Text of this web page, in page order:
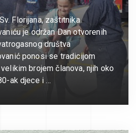
Florijana, zaštitnika
je održan Dan otvorenih
društva
ponosi se tradicijom
brojem članova, njih oko
ak djece i …